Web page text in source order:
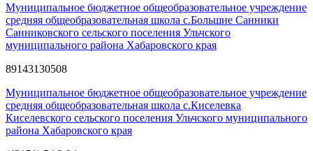
Муниципальное бюджетное общеобразовательное учреждение
средняя общеобразовательная школа с.Большие Санники
Санниковского сельского поселения Ульчского
муниципального района Хабаровского края
89143130508
Муниципальное бюджетное общеобразовательное учреждение
средняя общеобразовательная школа с.Киселевка
Киселевского сельского поселения Ульчского муниципального
района Хабаровского края